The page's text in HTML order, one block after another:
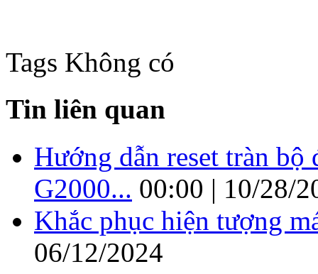
Tags Không có
Tin liên quan
Hướng dẫn reset tràn bộ
G2000... 00:00 | 10/28/
Khắc phục hiện tượng
06/12/2024